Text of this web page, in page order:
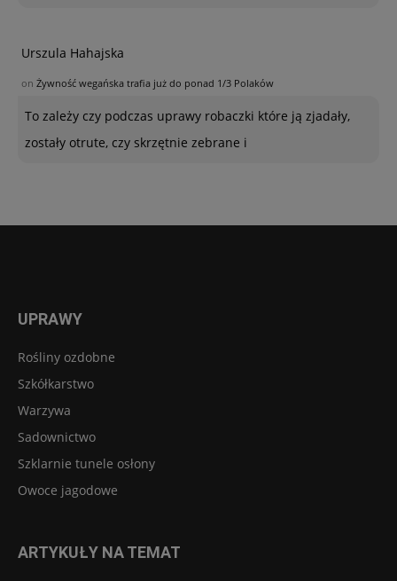
Urszula Hahajska
on Żywność wegańska trafia już do ponad 1/3 Polaków
To zależy czy podczas uprawy robaczki które ją zjadały,
zostały otrute, czy skrzętnie zebrane i
UPRAWY
Rośliny ozdobne
Szkółkarstwo
Warzywa
Sadownictwo
Szklarnie tunele osłony
Owoce jagodowe
ARTYKUŁY NA TEMAT